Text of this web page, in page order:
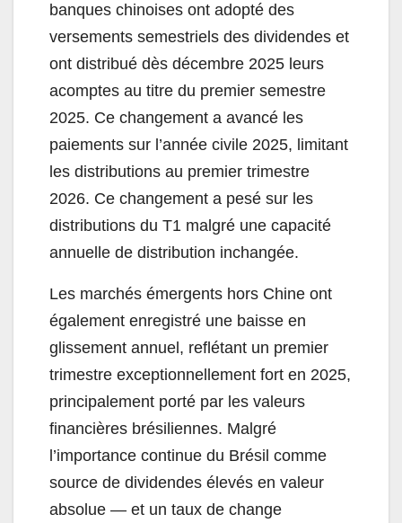
banques chinoises ont adopté des
versements semestriels des dividendes et
ont distribué dès décembre 2025 leurs
acomptes au titre du premier semestre
2025. Ce changement a avancé les
paiements sur l’année civile 2025, limitant
les distributions au premier trimestre
2026. Ce changement a pesé sur les
distributions du T1 malgré une capacité
annuelle de distribution inchangée.
Les marchés émergents hors Chine ont
également enregistré une baisse en
glissement annuel, reflétant un premier
trimestre exceptionnellement fort en 2025,
principalement porté par les valeurs
financières brésiliennes. Malgré
l’importance continue du Brésil comme
source de dividendes élevés en valeur
absolue — et un taux de change